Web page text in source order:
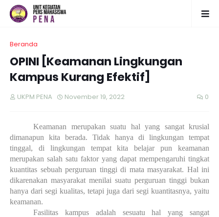
Beranda
OPINI [Keamanan Lingkungan
Kampus Kurang Efektif]
UKPM PENA November 19, 2022 0
Keamanan merupakan suatu hal yang sangat krusial
dimanapun kita berada. Tidak hanya di lingkungan tempat
tinggal, di lingkungan tempat kita belajar pun keamanan
merupakan salah satu faktor yang dapat mempengaruhi tingkat
kuantitas sebuah perguruan tinggi di mata masyarakat. Hal ini
dikarenakan masyarakat menilai suatu perguruan tinggi bukan
hanya dari segi kualitas, tetapi juga dari segi kuantitasnya, yaitu
keamanan.
Fasilitas kampus adalah sesuatu hal yang sangat